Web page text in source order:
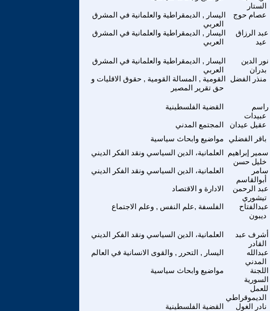
الستار
اليسار , الديمقراطية والعلمانية في المشرق
العربي
عصام حوج
اليسار , الديمقراطية والعلمانية في المشرق
العربي
عبد الرزاق
عيد
اليسار , الديمقراطية والعلمانية في المشرق
العربي
نور الدين
بدران
القومية , المسالة القومية , حقوق الاقليات و
حق تقرير المصير
منذر الفضل
القضية الفلسطينية
راسم
عبيدات
المجتمع المدني عقيل عيدان
مواضيع وابحاث سياسية
باقر الفضلي
العلمانية، الدين السياسي ونقد الفكر الديني
سمير إبراهيم
خليل حسن
العلمانية، الدين السياسي ونقد الفكر الديني
سامر
أبوالقاسم
الادارة و الاقتصاد
عبد الرحمن
تيشوري
الفلسفة ,علم النفس , وعلم الاجتماع
عبدالفتاح
ديبون
العلمانية، الدين السياسي ونقد الفكر الديني
أشرف عبد
القادر
اليسار , التحرر , والقوى الانسانية في العالم
عبدالله
المدني
مواضيع وابحاث سياسية
اللجنة
السورية
للعمل
الديموقراطي
القضية الفلسطينية نادر الغول